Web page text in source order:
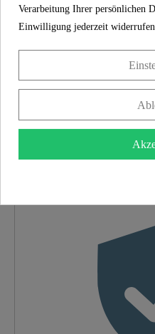
Anleitung ist im
ist eine schnelle und
Klobrille garantiert.
Schnellbefestigung
Verarbeitung Ihrer persönlichen
Einwilligung jederzeit